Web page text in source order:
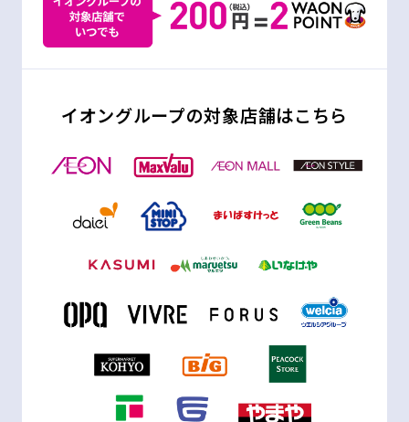
イオングループの対象店舗はこちら